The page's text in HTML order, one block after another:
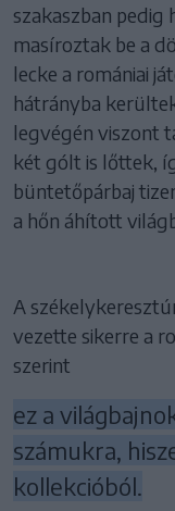
szakaszban pedig
masíroztak be a
lecke a romániai
hátrányba
legvégén viszont
két gólt is lőttek,
büntetőpárbaj
a hőn áhított
A
vezette sikerre a
szerint
ez a
számukra,
kollekcióból.